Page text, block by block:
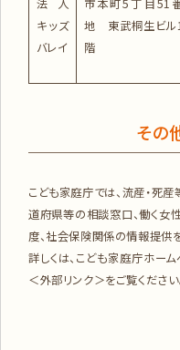
法人
キッズ
バレイ
市本町5丁目51
地 東武桐生ビル
階
その
こども家庭庁では、流産・死
道府県等の相談窓口、働く女
度、社会保険関係の情報提供を
詳しくは、こども家庭庁ホー
＜外部リンク＞をご覧ください